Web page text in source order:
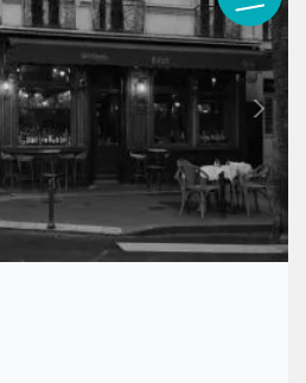
Suivant